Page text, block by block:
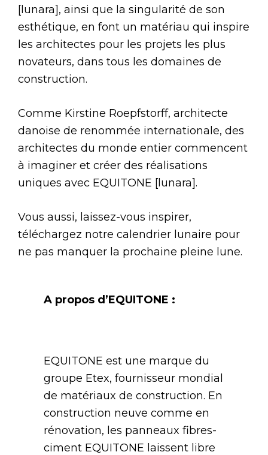
[lunara], ainsi que la singularité de son
esthétique, en font un matériau qui inspire
les architectes pour les projets les plus
novateurs, dans tous les domaines de
construction.
Comme Kirstine Roepfstorff, architecte
danoise de renommée internationale, des
architectes du monde entier commencent
à imaginer et créer des réalisations
uniques avec EQUITONE [lunara].
Vous aussi, laissez-vous inspirer,
téléchargez notre calendrier lunaire pour
ne pas manquer la prochaine pleine lune.
A propos d’EQUITONE :
EQUITONE est une marque du
groupe Etex, fournisseur mondial
de matériaux de construction. En
construction neuve comme en
rénovation, les panneaux fibres-
ciment EQUITONE laissent libre